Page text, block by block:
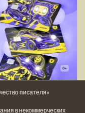
писателя»
в некоммерческих